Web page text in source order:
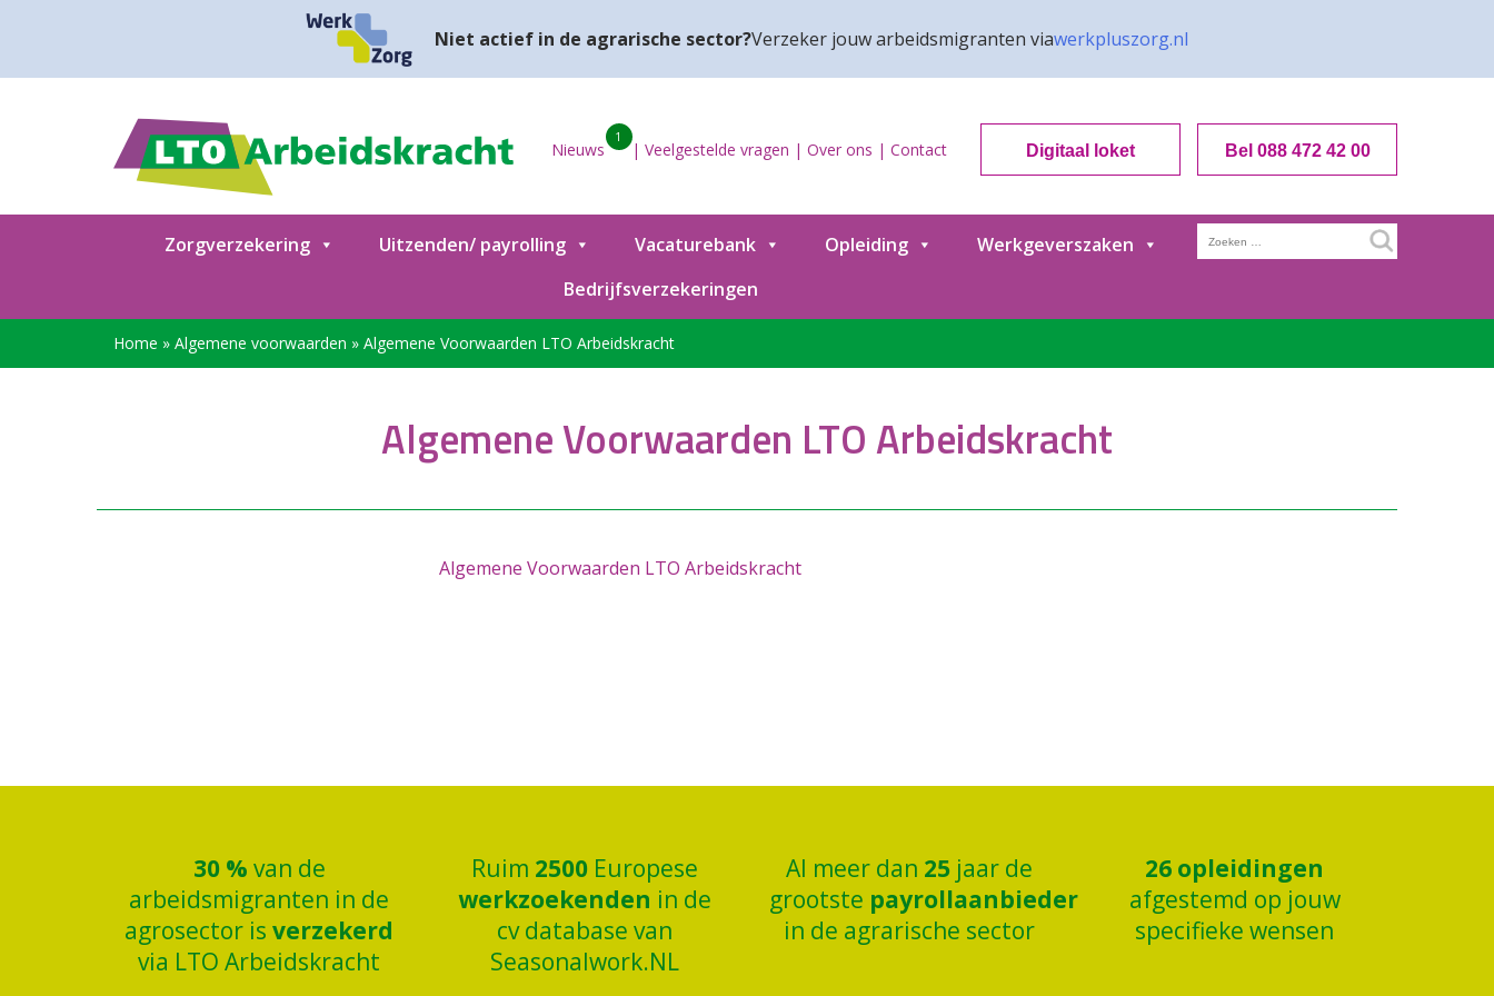
Niet actief in de agrarische sector?Verzeker jouw arbeidsmigranten viawerkpluszorg.nl
Nieuws
1
| Veelgestelde vragen | Over ons | Contact Digitaal loket Bel 088 472 42 00
Zorgverzekering Uitzenden/ payrolling Vacaturebank Opleiding
Werkgeverszaken
Bedrijfsverzekeringen
Zoeken
naar:
Home » Algemene voorwaarden » Algemene Voorwaarden LTO Arbeidskracht
Algemene Voorwaarden LTO Arbeidskracht
Algemene Voorwaarden LTO Arbeidskracht
30 % van de
arbeidsmigranten in de
agrosector isverzekerd
via LTO Arbeidskracht
Ruim 2500 Europese
werkzoekenden in de
cv database van
Seasonalwork.NL
Al meer dan 25 jaar de
grootste payrollaanbieder
in de agrarische sector
26 opleidingen
afgestemd op jouw
specifieke wensen